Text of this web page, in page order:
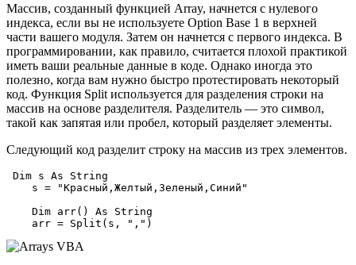
Массив, созданный функцией Array, начнется с нулевого
индекса, если вы не используете Option Base 1 в верхней
части вашего модуля. Затем он начнется с первого индекса. В
программировании, как правило, считается плохой практикой
иметь ваши реальные данные в коде. Однако иногда это
полезно, когда вам нужно быстро протестировать некоторый
код. Функция Split используется для разделения строки на
массив на основе разделителя. Разделитель — это символ,
такой как запятая или пробел, который разделяет элементы.
Следующий код разделит строку на массив из трех элементов.
Dim s As String
    s = "Красный,Желтый,Зеленый,Синий"
    Dim arr() As String